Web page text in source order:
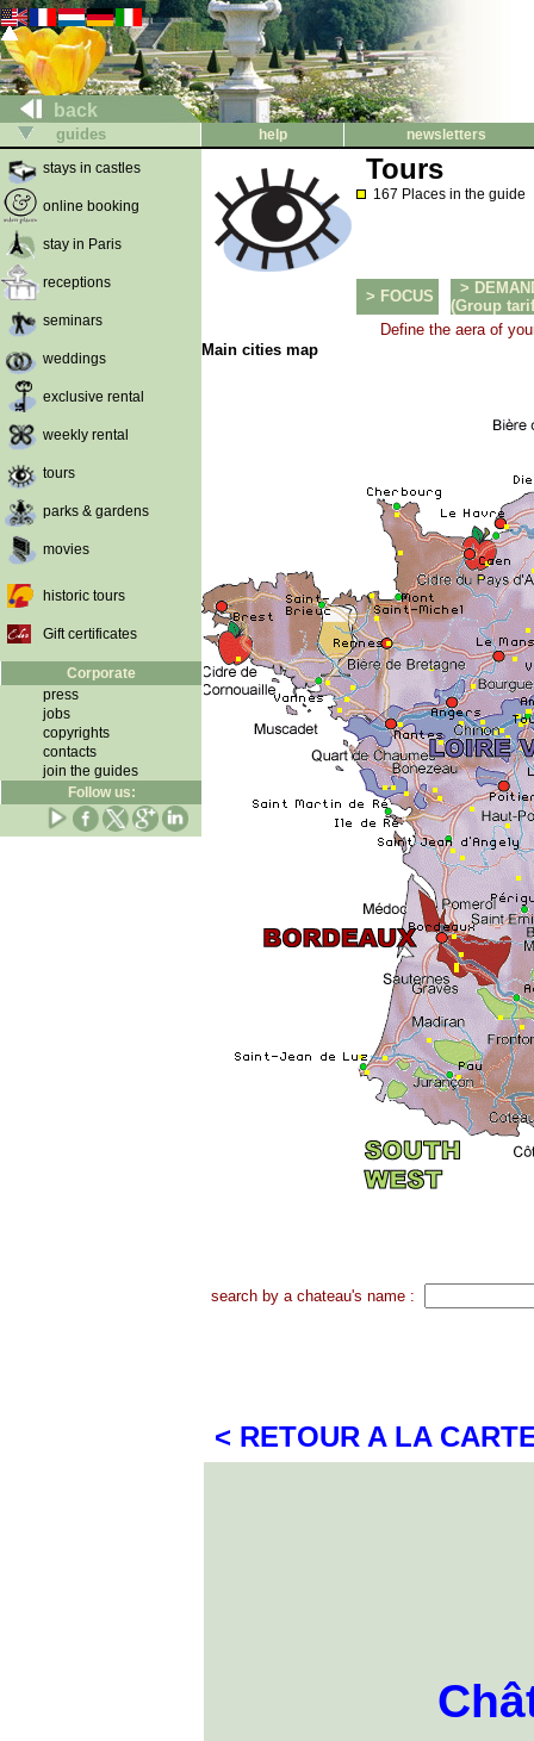
back
guides help
newsletters
stays in castles
online booking
stay in Paris
receptions
seminars
weddings
exclusive rental
weekly rental
tours
parks & gardens
movies
historic tours
Gift certificates
Corporate
press
jobs
copyrights
contacts
join the guides
Follow us:
Tours
167 Places in the guide
> FOCUS
>
(Group
Define the aera of
Main cities map
search by a chateau's name :
< RETOUR A LA